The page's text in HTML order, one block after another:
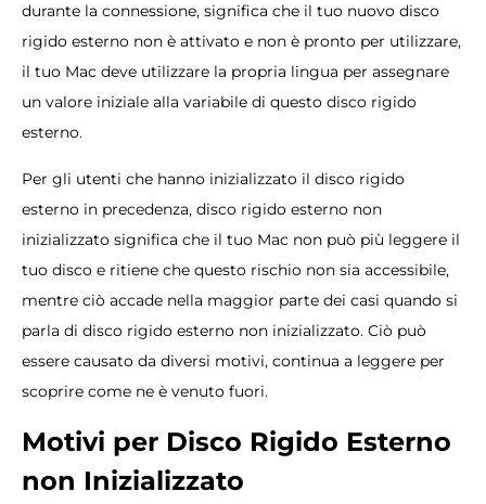
durante la connessione, significa che il tuo nuovo disco
rigido esterno non è attivato e non è pronto per utilizzare,
il tuo Mac deve utilizzare la propria lingua per assegnare
un valore iniziale alla variabile di questo disco rigido
esterno.
Per gli utenti che hanno inizializzato il disco rigido
esterno in precedenza, disco rigido esterno non
inizializzato significa che il tuo Mac non può più leggere il
tuo disco e ritiene che questo rischio non sia accessibile,
mentre ciò accade nella maggior parte dei casi quando si
parla di disco rigido esterno non inizializzato. Ciò può
essere causato da diversi motivi, continua a leggere per
scoprire come ne è venuto fuori.
Motivi per Disco Rigido Esterno
non Inizializzato